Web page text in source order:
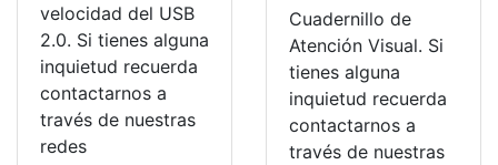
velocidad del USB
2.0. Si tienes alguna
inquietud recuerda
contactarnos a
través de nuestras
redes
Cuadernillo de
Atención Visual. Si
tienes alguna
inquietud recuerda
contactarnos a
través de nuestras